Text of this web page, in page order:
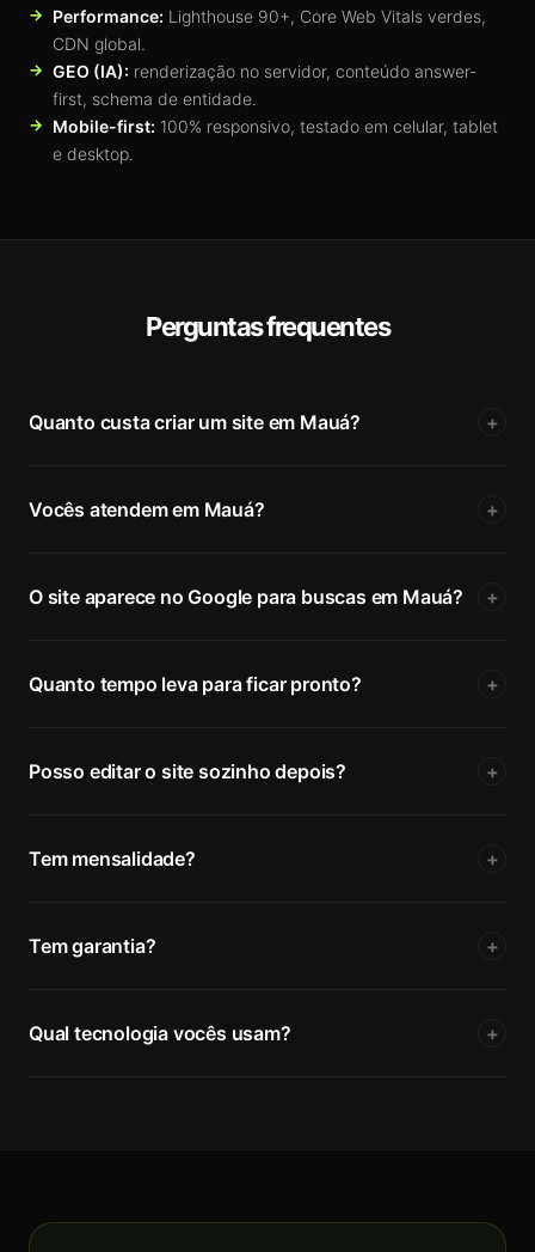
Performance: Lighthouse 90+, Core Web Vitals verdes,
CDN global.
GEO (IA): renderização no servidor, conteúdo answer-
first, schema de entidade.
Mobile-first: 100% responsivo, testado em celular, tablet
e desktop.
Perguntas frequentes
Quanto custa criar um site em Mauá? +
Vocês atendem em Mauá? +
O site aparece no Google para buscas em Mauá? +
Quanto tempo leva para ficar pronto? +
Posso editar o site sozinho depois? +
Tem mensalidade? +
Tem garantia? +
Qual tecnologia vocês usam? +